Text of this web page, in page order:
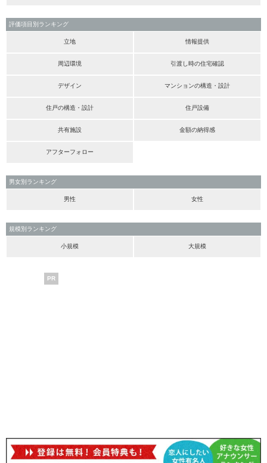
評価項目別ランキング
立地 情報提供
周辺環境 引渡し時の住宅確認
デザイン マンションの構造・設計
住戸の構造・設計 住戸設備
共有施設 金額の納得感
アフターフォロー
男女別ランキング
男性 女性
規模別ランキング
小規模 大規模
PR